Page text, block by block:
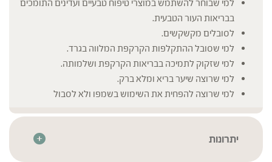
למי שבוחר להשתמש במוצרי טיפוח טבעיים ועדינים התומכים
בבריאות העור הטבעית.
לסובלים מקשקשים.
למי שסובל ההתקלפות הקרקפת המלווה בגרד.
למי שזקוק לתמיכה בבריאות הקרקפת ושלמותה.
למי שרוצה שיער בריא ומלא ברק.
למי שרוצה להפחית את השימוש בשמפו ולא לסבול
יתרונות